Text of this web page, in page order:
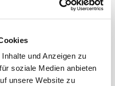
und Anzeigen zu
soziale Medien anbieten
unsere Website zu
an. Wir werden Sie
weiteren